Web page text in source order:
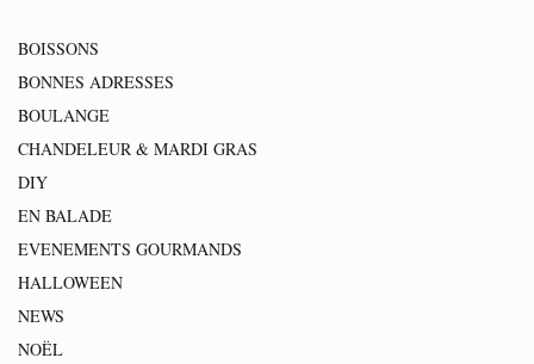
BOISSONS
BONNES ADRESSES
BOULANGE
CHANDELEUR & MARDI GRAS
DIY
EN BALADE
EVENEMENTS GOURMANDS
HALLOWEEN
NEWS
NOËL